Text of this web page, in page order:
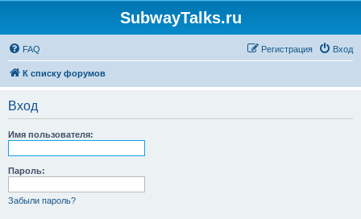
SubwayTalks.ru
FAQ Вход
Регистрация
К списку форумов
Вход
Имя пользователя:
Пароль:
Забыли пароль?